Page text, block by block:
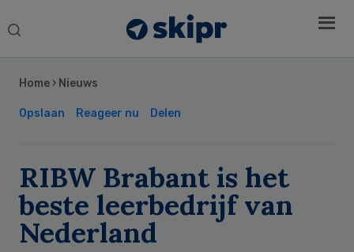
Search
Home › Nieuws
Opslaan Reageer nu Delen
RIBW Brabant is het
beste leerbedrijf van
Nederland
Sidebar